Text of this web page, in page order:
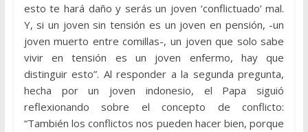
esto te hará daño y serás un joven ‘conflictuado’ mal.
Y, si un joven sin tensión es un joven en pensión, -un
joven muerto entre comillas-, un joven que solo sabe
vivir en tensión es un joven enfermo, hay que
distinguir esto”. Al responder a la segunda pregunta,
hecha por un joven indonesio, el Papa siguió
reflexionando sobre el concepto de conflicto:
“También los conflictos nos pueden hacer bien, porque